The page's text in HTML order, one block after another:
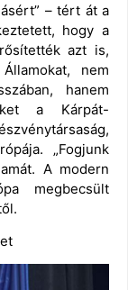
– tért át a
hogy a
azt is,
nem
hanem
a Kárpát-
„Fogjunk
A modern
megbecsült